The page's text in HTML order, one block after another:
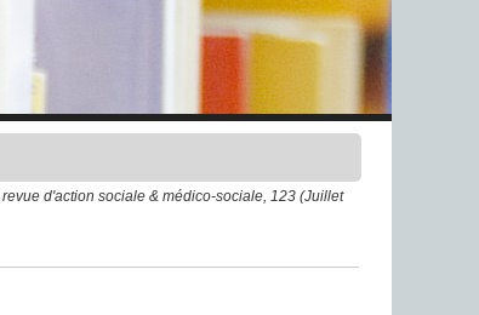
d'action sociale & médico-sociale, 123 (Juillet